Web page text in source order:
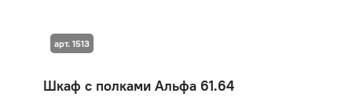
Шкаф с полками Альфа 61.64
арт. 1513